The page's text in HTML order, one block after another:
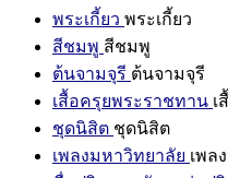
พระเกี้ยว พระเกี้ยว
สีชมพู สีชมพู
ต้นจามจุรี ต้นจามจุรี
เสื้อครุยพระราชทาน เ
ชุดนิสิต ชุดนิสิต
เพลงมหาวิทยาลัย เพล